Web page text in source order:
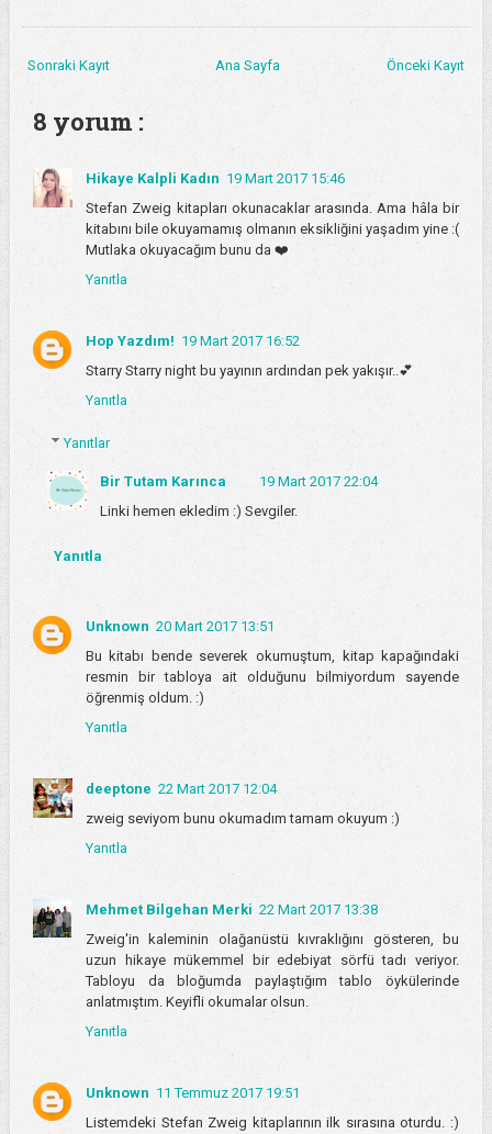
Sonraki Kayıt Önceki Kayıt
Ana Sayfa
8 yorum :
Hikaye Kalpli Kadın 19 Mart 2017 15:46
Stefan Zweig kitapları okunacaklar arasında. Ama hâla bir
kitabını bile okuyamamış olmanın eksikliğini yaşadım yine :(
Mutlaka okuyacağım bunu da ❤️
Yanıtla
Hop Yazdım! 19 Mart 2017 16:52
Starry Starry night bu yayının ardından pek yakışır..💕
Yanıtla
Yanıtlar
Bir Tutam Karınca
19 Mart 2017 22:04
Linki hemen ekledim :) Sevgiler.
Yanıtla
Unknown 20 Mart 2017 13:51
Bu kitabı bende severek okumuştum, kitap kapağındaki
resmin bir tabloya ait olduğunu bilmiyordum sayende
öğrenmiş oldum. :)
Yanıtla
deeptone 22 Mart 2017 12:04
zweig seviyom bunu okumadım tamam okuyum :)
Yanıtla
Mehmet Bilgehan Merki 22 Mart 2017 13:38
Zweig'in kaleminin olağanüstü kıvraklığını gösteren, bu
uzun hikaye mükemmel bir edebiyat sörfü tadı veriyor.
Tabloyu da bloğumda paylaştığım tablo öykülerinde
anlatmıştım. Keyifli okumalar olsun.
Yanıtla
Unknown 11 Temmuz 2017 19:51
Listemdeki Stefan Zweig kitaplarının ilk sırasına oturdu. :)